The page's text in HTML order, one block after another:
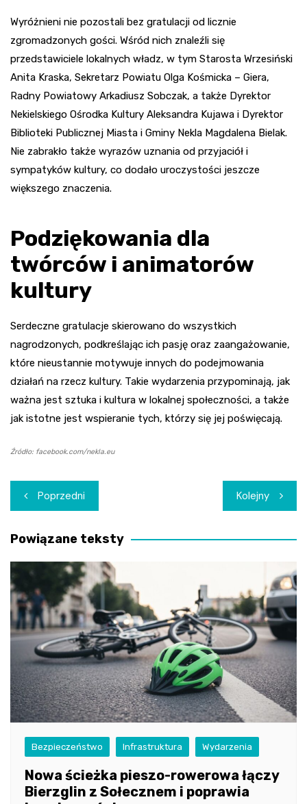
Wyróżnieni nie pozostali bez gratulacji od licznie
zgromadzonych gości. Wśród nich znaleźli się
przedstawiciele lokalnych władz, w tym Starosta Wrzesiński
Anita Kraska, Sekretarz Powiatu Olga Kośmicka – Giera,
Radny Powiatowy Arkadiusz Sobczak, a także Dyrektor
Nekielskiego Ośrodka Kultury Aleksandra Kujawa i Dyrektor
Biblioteki Publicznej Miasta i Gminy Nekla Magdalena Bielak.
Nie zabrakło także wyrazów uznania od przyjaciół i
sympatyków kultury, co dodało uroczystości jeszcze
większego znaczenia.
Podziękowania dla
twórców i animatorów
kultury
Serdeczne gratulacje skierowano do wszystkich
nagrodzonych, podkreślając ich pasję oraz zaangażowanie,
które nieustannie motywuje innych do podejmowania
działań na rzecz kultury. Takie wydarzenia przypominają, jak
ważna jest sztuka i kultura w lokalnej społeczności, a także
jak istotne jest wspieranie tych, którzy się jej poświęcają.
Źródło: facebook.com/nekla.eu
Nawigacja
wpisu
Poprzedni Kolejny
Powiązane teksty
Bezpieczeństwo Infrastruktura Wydarzenia
Nowa ścieżka pieszo-rowerowa łączy
Bierzglin z Sołecznem i poprawia